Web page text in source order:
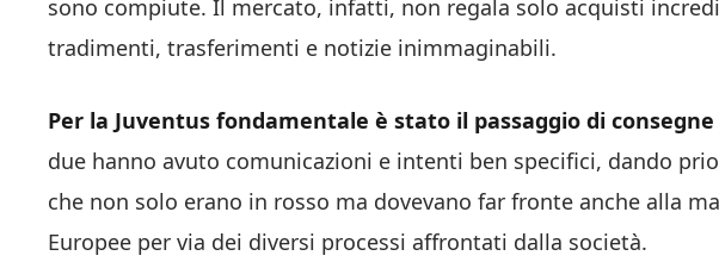
sono compiute. Il mercato, infatti, non regala solo acquisti
tradimenti, trasferimenti e notizie inimmaginabili.
Per la Juventus fondamentale è stato il passaggio di
due hanno avuto comunicazioni e intenti ben specifici, dando
che non solo erano in rosso ma dovevano far fronte anche alla
Europee per via dei diversi processi affrontati dalla società.